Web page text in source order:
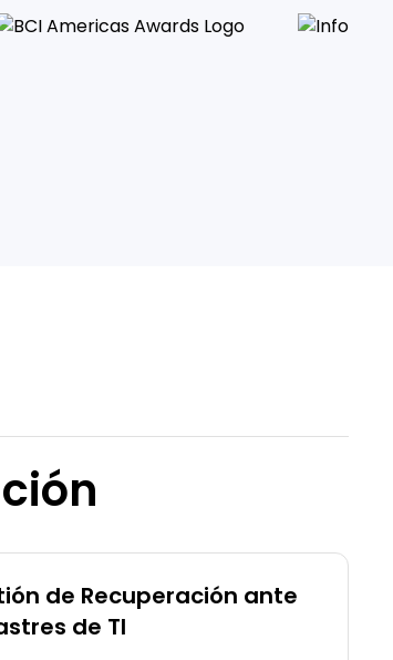
de Recuperación ante
de TI